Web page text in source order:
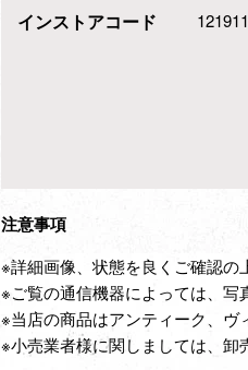
インストアコード
注意事項
※詳細画像、状態を良くご確認の
※ご覧の通信機器によっては、
※当店の商品はアンティーク、
※小売業者様に関しましては、卸